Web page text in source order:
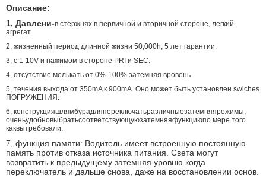
Описание:
1, Давлени-в стержнях в первичной и вторичной стороне, легкий
агрегат.
2, жизненный период длинной жизни 50,000h, 5 лет гарантии.
3, с 1-10V и нажимом в стороне PRI и SEC.
4, отсутствие мелькать от 0%-100% затемняя вровень
5, течения выхода от 350mA к 900mA. Оно может быть установлен swiches
ПОГРУЖЕНИЯ.
6, конструкцияшлямбурадляпереключатьразличныезатемняярежимы,
оченьудобновыбратьсоответствующуюзатемняяфункциюпо мере того
каквытребовали.
7, функция памяти: Водитель имеет встроенную постоянную
память против отказа источника питания. Света могут
возвратить к предыдущему затемняя уровню когда
переключатель и дальше снова, даже на восстановлении основ.